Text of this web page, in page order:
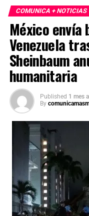
afirmó que una
a Japón en su camino
COMUNICA + NOTICIAS
México envía
Venezuela
Sheinbaum
humanitaria
Published 1 mes
By